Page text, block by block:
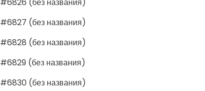
#6827 (без названия)
#6828 (без названия)
#6829 (без названия)
#6830 (без названия)